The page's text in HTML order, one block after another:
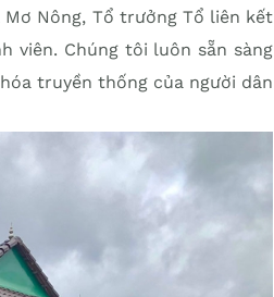
Nông, Tổ trưởng Tổ liên kết
viên. Chúng tôi luôn sẵn sàng
truyền thống của người dân